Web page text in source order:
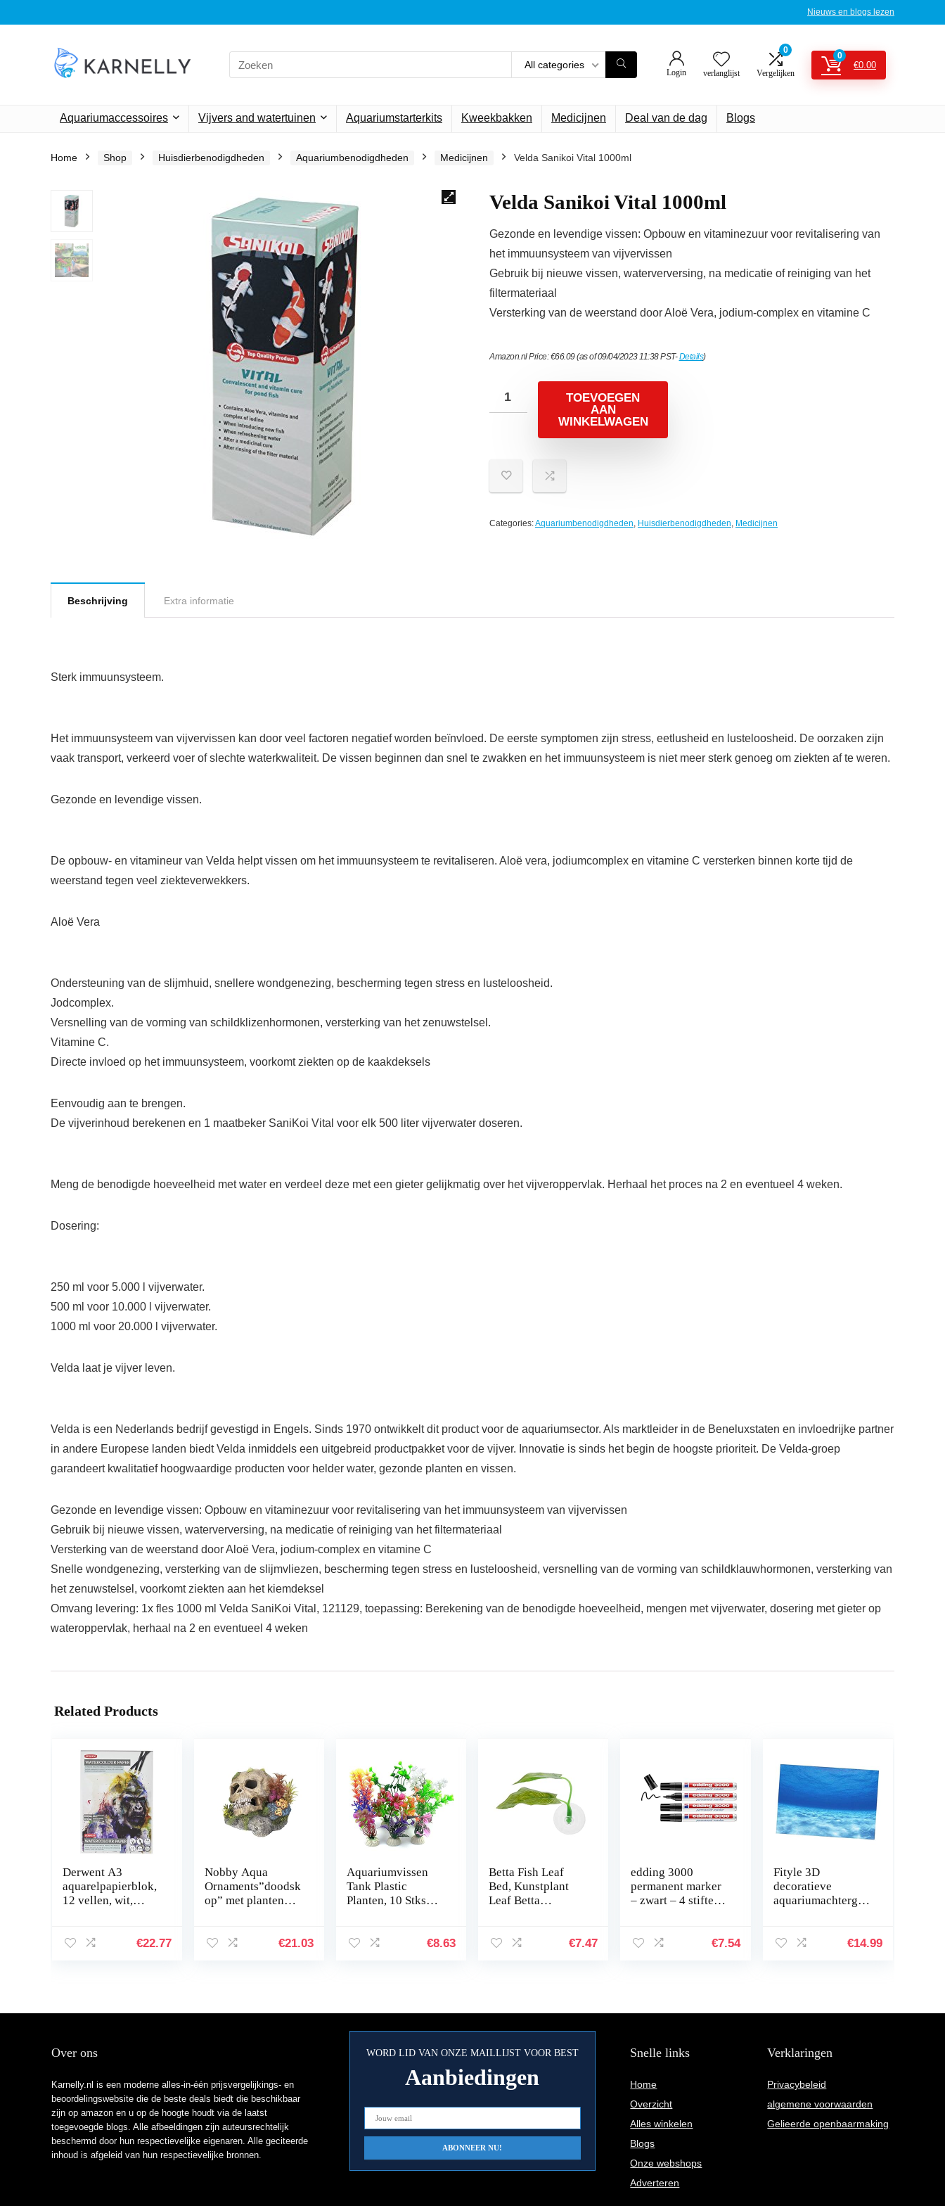
Nieuws en blogs lezen
Search
for:
All categories
Login verlanglijst
0
Vergelijken
0
€0.00
Aquariumaccessoires Vijvers and watertuinen Aquariumstarterkits Kweekbakken Medicijnen Deal van de dag Blogs
Home Shop Huisdierbenodigdheden Aquariumbenodigdheden Medicijnen Velda Sanikoi Vital 1000ml
Velda Sanikoi Vital 1000ml
Gezonde en levendige vissen: Opbouw en vitaminezuur voor revitalisering van
het immuunsysteem van vijvervissen
Gebruik bij nieuwe vissen, waterverversing, na medicatie of reiniging van het
filtermateriaal
Versterking van de weerstand door Aloë Vera, jodium-complex en vitamine C
Amazon.nl Price:€66.09(as of 09/04/2023 11:38 PST-Details)
TOEVOEGEN
AAN
WINKELWAGEN
Categories:Aquariumbenodigdheden, Huisdierbenodigdheden, Medicijnen
Beschrijving Extra informatie
Sterk immuunsysteem.
Het immuunsysteem van vijvervissen kan door veel factoren negatief worden beïnvloed. De eerste symptomen zijn stress, eetlusheid en lusteloosheid. De oorzaken zijn
vaak transport, verkeerd voer of slechte waterkwaliteit. De vissen beginnen dan snel te zwakken en het immuunsysteem is niet meer sterk genoeg om ziekten af te weren.
Gezonde en levendige vissen.
De opbouw- en vitamineur van Velda helpt vissen om het immuunsysteem te revitaliseren. Aloë vera, jodiumcomplex en vitamine C versterken binnen korte tijd de
weerstand tegen veel ziekteverwekkers.
Aloë Vera
Ondersteuning van de slijmhuid, snellere wondgenezing, bescherming tegen stress en lusteloosheid.
Jodcomplex.
Versnelling van de vorming van schildklizenhormonen, versterking van het zenuwstelsel.
Vitamine C.
Directe invloed op het immuunsysteem, voorkomt ziekten op de kaakdeksels
Eenvoudig aan te brengen.
De vijverinhoud berekenen en 1 maatbeker SaniKoi Vital voor elk 500 liter vijverwater doseren.
Meng de benodigde hoeveelheid met water en verdeel deze met een gieter gelijkmatig over het vijveroppervlak. Herhaal het proces na 2 en eventueel 4 weken.
Dosering:
250 ml voor 5.000 l vijverwater.
500 ml voor 10.000 l vijverwater.
1000 ml voor 20.000 l vijverwater.
Velda laat je vijver leven.
Velda is een Nederlands bedrijf gevestigd in Engels. Sinds 1970 ontwikkelt dit product voor de aquariumsector. Als marktleider in de Beneluxstaten en invloedrijke partner
in andere Europese landen biedt Velda inmiddels een uitgebreid productpakket voor de vijver. Innovatie is sinds het begin de hoogste prioriteit. De Velda-groep
garandeert kwalitatief hoogwaardige producten voor helder water, gezonde planten en vissen.
Gezonde en levendige vissen: Opbouw en vitaminezuur voor revitalisering van het immuunsysteem van vijvervissen
Gebruik bij nieuwe vissen, waterverversing, na medicatie of reiniging van het filtermateriaal
Versterking van de weerstand door Aloë Vera, jodium-complex en vitamine C
Snelle wondgenezing, versterking van de slijmvliezen, bescherming tegen stress en lusteloosheid, versnelling van de vorming van schildklauwhormonen, versterking van
het zenuwstelsel, voorkomt ziekten aan het kiemdeksel
Omvang levering: 1x fles 1000 ml Velda SaniKoi Vital, 121129, toepassing: Berekening van de benodigde hoeveelheid, mengen met vijverwater, dosering met gieter op
wateroppervlak, herhaal na 2 en eventueel 4 weken
Related Products
Derwent A3
aquarelpapierblok,
12 vellen, wit,
meerkleurig
€22.77
Nobby Aqua
Ornaments”doodsk
op” met planten
€21.03
Aquariumvissen
Tank Plastic
Planten, 10 Stks
Decoraties,
€8.63
Betta Fish Leaf
Bed, Kunstplant
Leaf Betta
voor aquariums…
€7.47
edding 3000
permanent marker
– zwart – 4 stiften –
permanent marker
€7.54
Fityle 3D
decoratieve
aquariumachtergro
achtergrondstof,
€14.99
Over ons
Karnelly.nl is een moderne alles-in-één prijsvergelijkings- en
beoordelingswebsite die de beste deals biedt die beschikbaar
zijn op amazon en u op de hoogte houdt via de laatst
toegevoegde blogs. Alle afbeeldingen zijn auteursrechtelijk
beschermd door hun respectievelijke eigenaren. Alle geciteerde
inhoud is afgeleid van hun respectievelijke bronnen.
WORD LID VAN ONZE MAILLIJST VOOR BEST
Aanbiedingen
Snelle links
Home
Overzicht
Alles winkelen
Blogs
Onze webshops
Adverteren
Verklaringen
Privacybeleid
algemene voorwaarden
Gelieerde openbaarmaking